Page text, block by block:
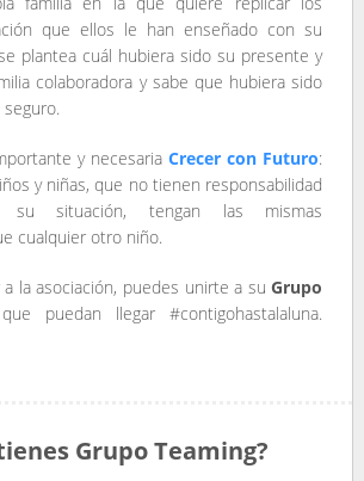
que ellos le han enseñado con su
plantea cuál hubiera sido su presente y
colaboradora y sabe que hubiera sido
y necesariaCrecer con Futuro:
y niñas, que no tienen responsabilidad
su situación, tengan las mismas
cualquier otro niño.
a la asociación, puedes unirte a suGrupo
puedan llegar #contigohastalaluna.
Grupo Teaming?